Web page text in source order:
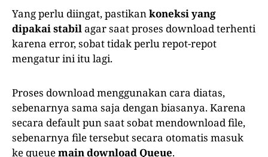
Yang perlu diingat, pastikankoneksi yang
dipakai stabilagar saat proses download terhenti
karena error, sobat tidak perlu repot-repot
mengatur ini itu lagi.
Proses download menggunakan cara diatas,
sebenarnya sama saja dengan biasanya. Karena
secara default pun saat sobat mendownload file,
sebenarnya file tersebut secara otomatis masuk
ke queuemain download Queue.